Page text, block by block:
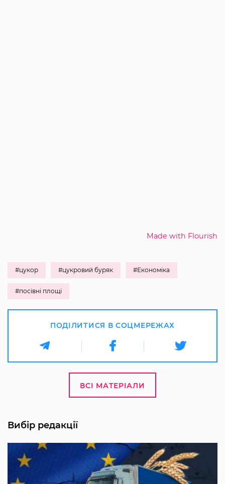
Made with Flourish
#цукор #цукровий буряк #Економіка
#посівні площі
ПОДІЛИТИСЯ В СОЦМЕРЕЖАХ
ВСІ МАТЕРІАЛИ
Вибір редакції